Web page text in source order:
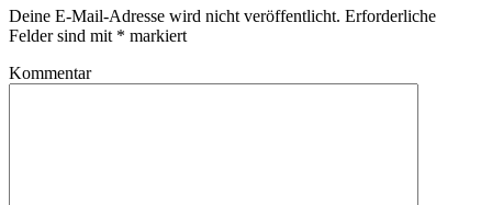
Deine E-Mail-Adresse wird nicht veröffentlicht. Erforderliche
Felder sind mit * markiert
Kommentar